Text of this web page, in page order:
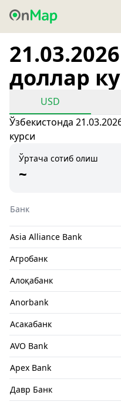
доллар
USD
Ўзбекистонда
курси
Ўртача сотиб олиш
~
Банк
Asia Alliance Bank
Агробанк
Алоқабанк
Anorbank
Асакабанк
AVO Bank
Apex Bank
Давр Банк